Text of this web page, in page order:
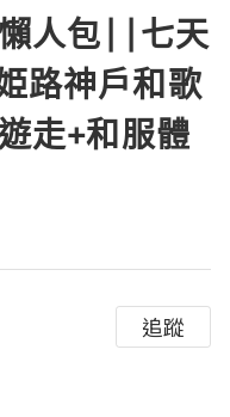
人包||七天
路神戶和歌
走+和服體
追蹤